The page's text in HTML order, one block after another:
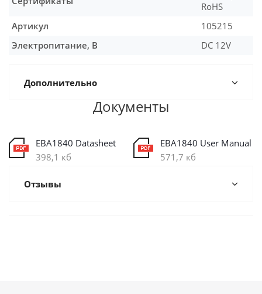
RoHS
Артикул
105215
Электропитание, В
DC 12V
Дополнительно
Документы
EBA1840 Datasheet
398,1 кб
EBA1840 User Manual
571,7 кб
Отзывы